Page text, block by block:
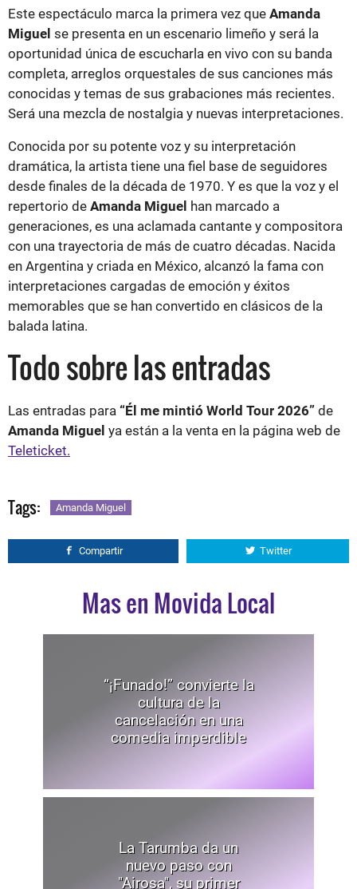
Este espectáculo marca la primera vez que Amanda
Miguel se presenta en un escenario limeño y será la
oportunidad única de escucharla en vivo con su banda
completa, arreglos orquestales de sus canciones más
conocidas y temas de sus grabaciones más recientes.
Será una mezcla de nostalgia y nuevas interpretaciones.
Conocida por su potente voz y su interpretación
dramática, la artista tiene una fiel base de seguidores
desde finales de la década de 1970. Y es que la voz y el
repertorio de Amanda Miguel han marcado a
generaciones, es una aclamada cantante y compositora
con una trayectoria de más de cuatro décadas. Nacida
en Argentina y criada en México, alcanzó la fama con
interpretaciones cargadas de emoción y éxitos
memorables que se han convertido en clásicos de la
balada latina.
Todo sobre las entradas
Las entradas para “Él me mintió World Tour 2026” de
Amanda Miguel ya están a la venta en la página web de
Teleticket.
Tags: Amanda Miguel
Compartir Twitter
Mas en Movida Local
“¡Funado!” convierte la
cultura de la
cancelación en una
comedia imperdible
La Tarumba da un
nuevo paso con
"Airosa", su primer